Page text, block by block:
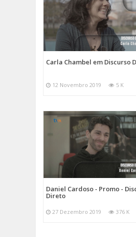
Carla Chambel em Discurso
12 Novembro 2019 5 K
Daniel Cardoso - Promo -
Direto
27 Dezembro 2019 376 K